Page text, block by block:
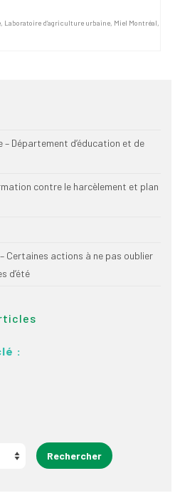
Vignettes
SCCUQ info
, Laboratoire d’agriculture urbaine, Miel Montréal,
– Département d’éducation et de
contre le harcèlement et plan
Certaines actions à ne pas oublier
d’été
: